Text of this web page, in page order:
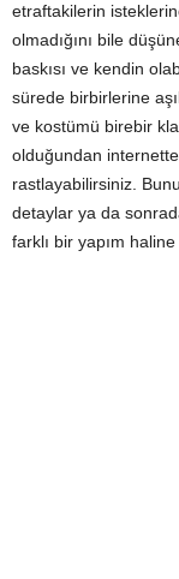
etraftakilerin
olmadığını bile
baskısı ve kendin
sürede birbirlerine
ve kostümü birebir
olduğundan
rastlayabilirsiniz.
detaylar ya da
farklı bir yapım